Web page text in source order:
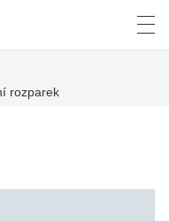
rozparek